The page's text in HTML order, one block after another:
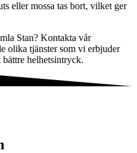
eller mossa tas bort, vilket ger
Stan? Kontakta vår
olika tjänster som vi erbjuder
bättre helhetsintryck.